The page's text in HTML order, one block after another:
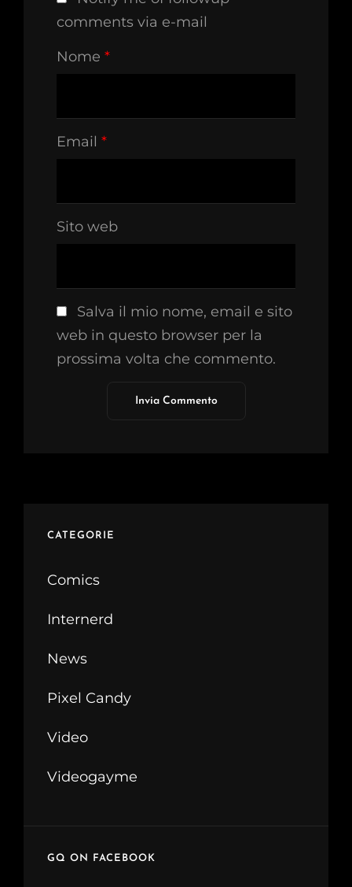
comments via e-mail
Nome *
Email *
Sito web
Salva il mio nome, email e sito
web in questo browser per la
prossima volta che commento.
CATEGORIE
Comics
Internerd
News
Pixel Candy
Video
Videogayme
GQ ON FACEBOOK